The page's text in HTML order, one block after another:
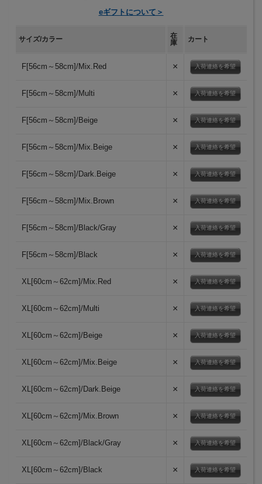
eギフトについて＞
サイズ/カラー
在
庫
カート
F[56cm～58cm]/Mix.Red × 入荷連絡を希望
F[56cm～58cm]/Multi × 入荷連絡を希望
F[56cm～58cm]/Beige × 入荷連絡を希望
F[56cm～58cm]/Mix.Beige × 入荷連絡を希望
F[56cm～58cm]/Dark.Beige × 入荷連絡を希望
F[56cm～58cm]/Mix.Brown × 入荷連絡を希望
F[56cm～58cm]/Black/Gray × 入荷連絡を希望
F[56cm～58cm]/Black × 入荷連絡を希望
XL[60cm～62cm]/Mix.Red × 入荷連絡を希望
XL[60cm～62cm]/Multi × 入荷連絡を希望
XL[60cm～62cm]/Beige × 入荷連絡を希望
XL[60cm～62cm]/Mix.Beige × 入荷連絡を希望
XL[60cm～62cm]/Dark.Beige × 入荷連絡を希望
XL[60cm～62cm]/Mix.Brown × 入荷連絡を希望
XL[60cm～62cm]/Black/Gray × 入荷連絡を希望
XL[60cm～62cm]/Black × 入荷連絡を希望